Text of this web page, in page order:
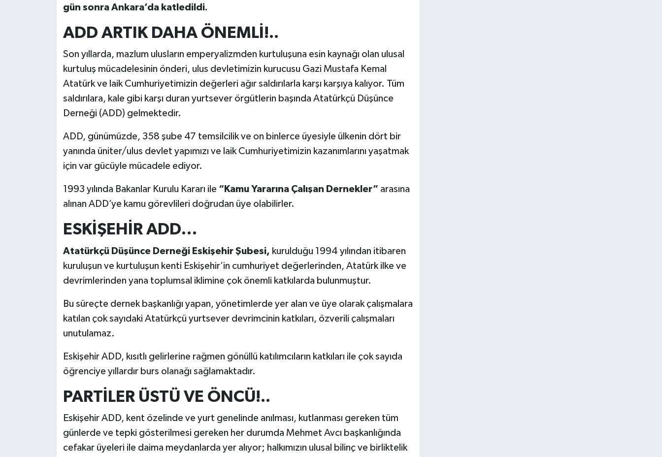
gün sonra Ankara’da katledildi.
ADD ARTIK DAHA ÖNEMLİ!..
Son yıllarda, mazlum ulusların emperyalizmden kurtuluşuna esin kaynağı olan ulusal
kurtuluş mücadelesinin önderi, ulus devletimizin kurucusu Gazi Mustafa Kemal
Atatürk ve laik Cumhuriyetimizin değerleri ağır saldırılarla karşı karşıya kalıyor. Tüm
saldırılara, kale gibi karşı duran yurtsever örgütlerin başında Atatürkçü Düşünce
Derneği (ADD) gelmektedir.
ADD, günümüzde, 358 şube 47 temsilcilik ve on binlerce üyesiyle ülkenin dört bir
yanında üniter/ulus devlet yapımızı ve laik Cumhuriyetimizin kazanımlarını yaşatmak
için var gücüyle mücadele ediyor.
1993 yılında Bakanlar Kurulu Kararı ile “Kamu Yararına Çalışan Dernekler” arasına
alınan ADD’ye kamu görevlileri doğrudan üye olabilirler.
ESKİŞEHİR ADD…
Atatürkçü Düşünce Derneği Eskişehir Şubesi, kurulduğu 1994 yılından itibaren
kuruluşun ve kurtuluşun kenti Eskişehir’in cumhuriyet değerlerinden, Atatürk ilke ve
devrimlerinden yana toplumsal iklimine çok önemli katkılarda bulunmuştur.
Bu süreçte dernek başkanlığı yapan, yönetimlerde yer alan ve üye olarak çalışmalara
katılan çok sayıdaki Atatürkçü yurtsever devrimcinin katkıları, özverili çalışmaları
unutulamaz.
Eskişehir ADD, kısıtlı gelirlerine rağmen gönüllü katılımcıların katkıları ile çok sayıda
öğrenciye yıllardır burs olanağı sağlamaktadır.
PARTİLER ÜSTÜ VE ÖNCÜ!..
Eskişehir ADD, kent özelinde ve yurt genelinde anılması, kutlanması gereken tüm
günlerde ve tepki gösterilmesi gereken her durumda Mehmet Avcı başkanlığında
cefakar üyeleri ile daima meydanlarda yer alıyor; halkımızın ulusal bilinç ve birliktelik